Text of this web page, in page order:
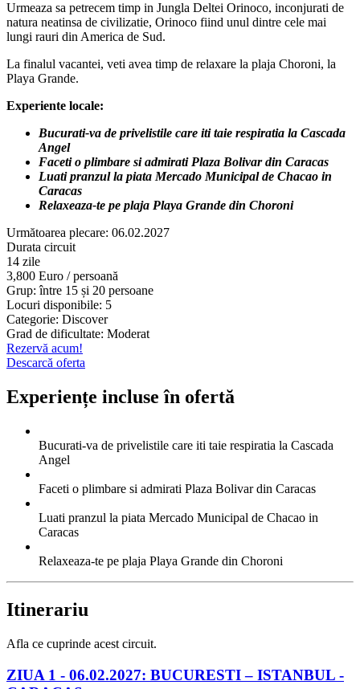
Urmeaza sa petrecem timp in Jungla Deltei Orinoco, inconjurati de
natura neatinsa de civilizatie, Orinoco fiind unul dintre cele mai
lungi rauri din America de Sud.
La finalul vacantei, veti avea timp de relaxare la plaja Choroni, la
Playa Grande.
Experiente locale:
Bucurati-va de privelistile care iti taie respiratia la Cascada
Angel
Faceti o plimbare si admirati Plaza Bolivar din Caracas
Luati pranzul la piata Mercado Municipal de Chacao in
Caracas
Relaxeaza-te pe plaja Playa Grande din Choroni
Următoarea plecare: 06.02.2027
Durata circuit
14 zile
3,800 Euro / persoană
Grup: între 15 și 20 persoane
Locuri disponibile: 5
Categorie: Discover
Grad de dificultate: Moderat
Rezervă acum!
Descarcă oferta
Experiențe incluse în ofertă
Bucurati-va de privelistile care iti taie respiratia la Cascada
Angel
Faceti o plimbare si admirati Plaza Bolivar din Caracas
Luati pranzul la piata Mercado Municipal de Chacao in
Caracas
Relaxeaza-te pe plaja Playa Grande din Choroni
Itinerariu
Afla ce cuprinde acest circuit.
ZIUA 1 - 06.02.2027: BUCURESTI – ISTANBUL -